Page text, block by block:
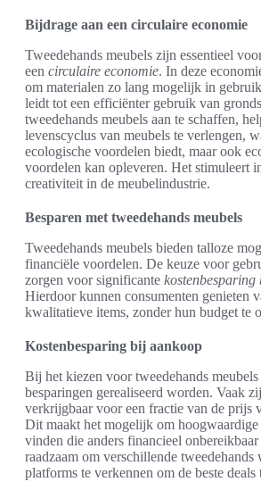
Bijdrage aan een circulaire economie
Tweedehands meubels zijn essentieel
een circulaire economie. In deze
om materialen zo lang mogelijk in
leidt tot een efficiënter gebruik van
tweedehands meubels aan te schaffen,
levenscyclus van meubels te verlengen,
ecologische voordelen biedt, maar ook
voordelen kan opleveren. Het stimuleert
creativiteit in de meubelindustrie.
Besparen met tweedehands meubels
Tweedehands meubels bieden talloze
financiële voordelen. De keuze voor
zorgen voor significante
Hierdoor kunnen consumenten genieten
kwalitatieve items, zonder hun budget te
Kostenbesparing bij aankoop
Bij het kiezen voor tweedehands
besparingen gerealiseerd worden. Vaak
verkrijgbaar voor een fractie van de prijs
Dit maakt het mogelijk om
vinden die anders financieel
raadzaam om verschillende
platforms te verkennen om de beste deals